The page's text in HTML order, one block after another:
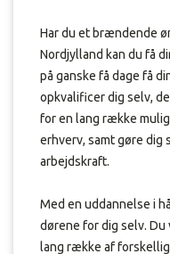
Har du et brændende
Nordjylland kan du få
på ganske få dage få
opkvalificer dig selv,
for en lang række
erhverv, samt gøre
arbejdskraft.
Med en uddannelse i
dørene for dig selv. Du
lang række af